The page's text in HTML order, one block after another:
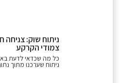
ניתוח שוק: צניחה
צמודי הקרקע
כל מה שכדאי לדעת
ניתוח שערכנו מתוך